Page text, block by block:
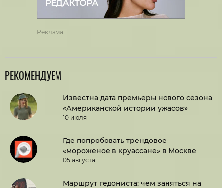
Реклама
РЕКОМЕНДУЕМ
Известна дата премьеры нового сезона
«Американской истории ужасов»
10 июля
Где попробовать трендовое
«мороженое в круассане» в Москве
05 августа
Маршрут гедониста: чем заняться на